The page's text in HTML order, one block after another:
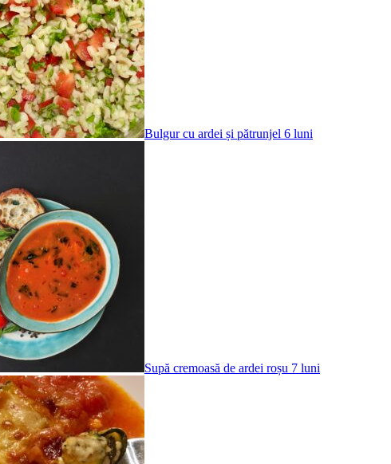
Bulgur cu ardei și pătrunjel 6 luni
Supă cremoasă de ardei roșu 7 luni